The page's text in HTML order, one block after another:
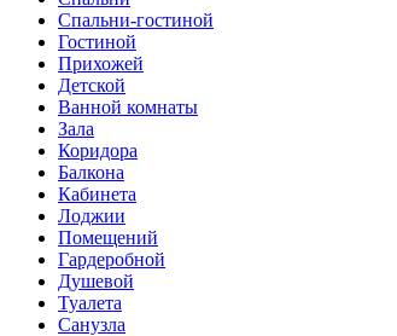
Спальни-гостиной
Гостиной
Прихожей
Детской
Ванной комнаты
Зала
Коридора
Балкона
Кабинета
Лоджии
Помещений
Гардеробной
Душевой
Туалета
Санузла